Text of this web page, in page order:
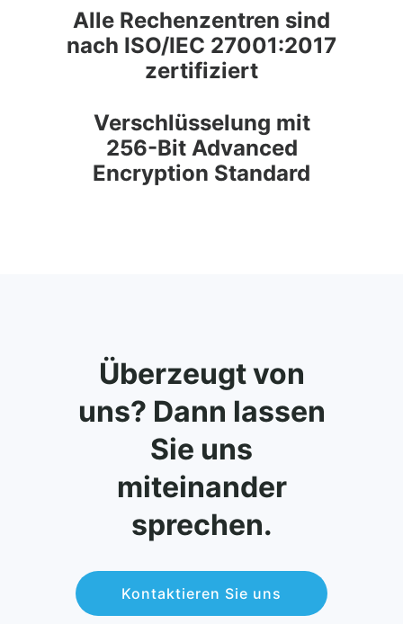
Alle Rechenzentren sind
nach ISO/IEC 27001:2017
zertifiziert
Verschlüsselung mit
256-Bit Advanced
Encryption Standard
Überzeugt von
uns? Dann lassen
Sie uns
miteinander
sprechen.
Kontaktieren Sie uns